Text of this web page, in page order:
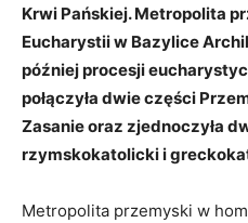
Krwi Pańskiej. Metropolita
Eucharystii w Bazylice
później procesji
połączyła dwie części
Zasanie oraz zjednoczyła
rzymskokatolicki i
Metropolita przemyski w